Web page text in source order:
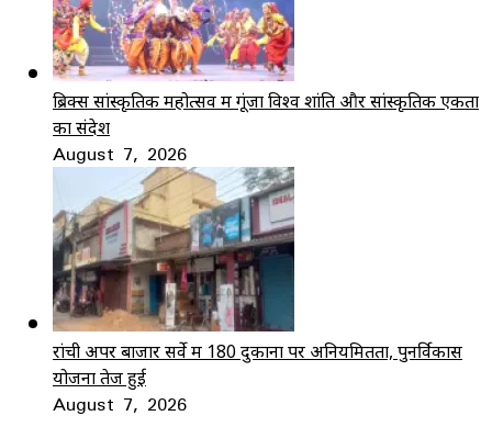
ब्रिक्स सांस्कृतिक महोत्सव में गूंजा विश्व शांति और सांस्कृतिक एकता
का संदेश
August 7, 2026
रांची अपर बाजार सर्वे में 180 दुकानों पर अनियमितता, पुनर्विकास
योजना तेज हुई
August 7, 2026